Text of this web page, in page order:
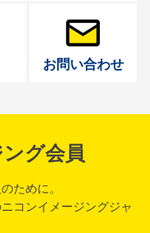
お問い合わせ
グ会員
ために。
コンイメージングジャ